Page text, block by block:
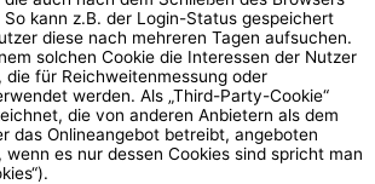
kann z.B. der Login-Status gespeichert
diese nach mehreren Tagen aufsuchen.
solchen Cookie die Interessen der Nutzer
für Reichweitenmessung oder
werden. Als „Third-Party-Cookie“
die von anderen Anbietern als dem
das Onlineangebot betreibt, angeboten
es nur dessen Cookies sind spricht man